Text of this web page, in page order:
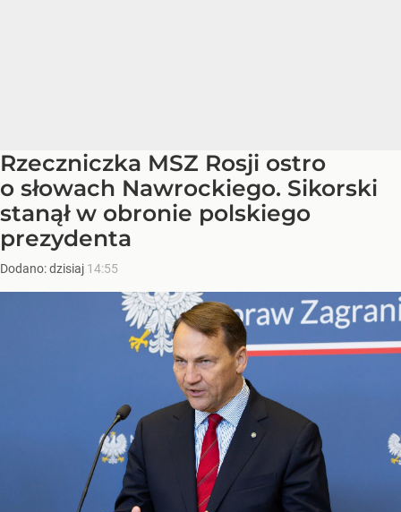
Rzeczniczka MSZ Rosji ostro
o słowach Nawrockiego. Sikorski
stanął w obronie polskiego
prezydenta
Dodano:dzisiaj 14:55